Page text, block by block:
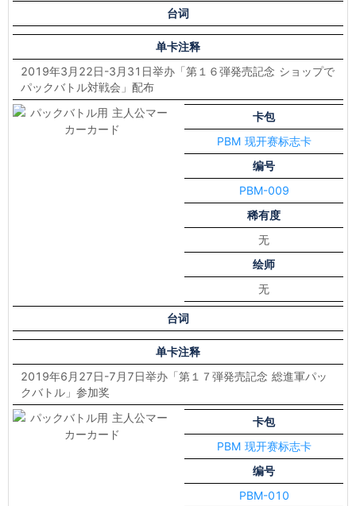
台词
单卡注释
2019年3月22日-3月31日举办「第１６弾発売記念 ショップで
パックバトル対戦会」配布
卡包
PBM 现开赛标志卡
编号
PBM-009
稀有度
无
绘师
无
台词
单卡注释
2019年6月27日-7月7日举办「第１７弾発売記念 総進軍パッ
クバトル」参加奖
卡包
PBM 现开赛标志卡
编号
PBM-010